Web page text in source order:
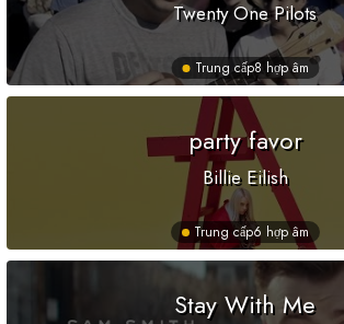
Twenty One Pilots
Trung cấp8 hợp âm
party favor
Billie Eilish
Trung cấp6 hợp âm
Stay With Me